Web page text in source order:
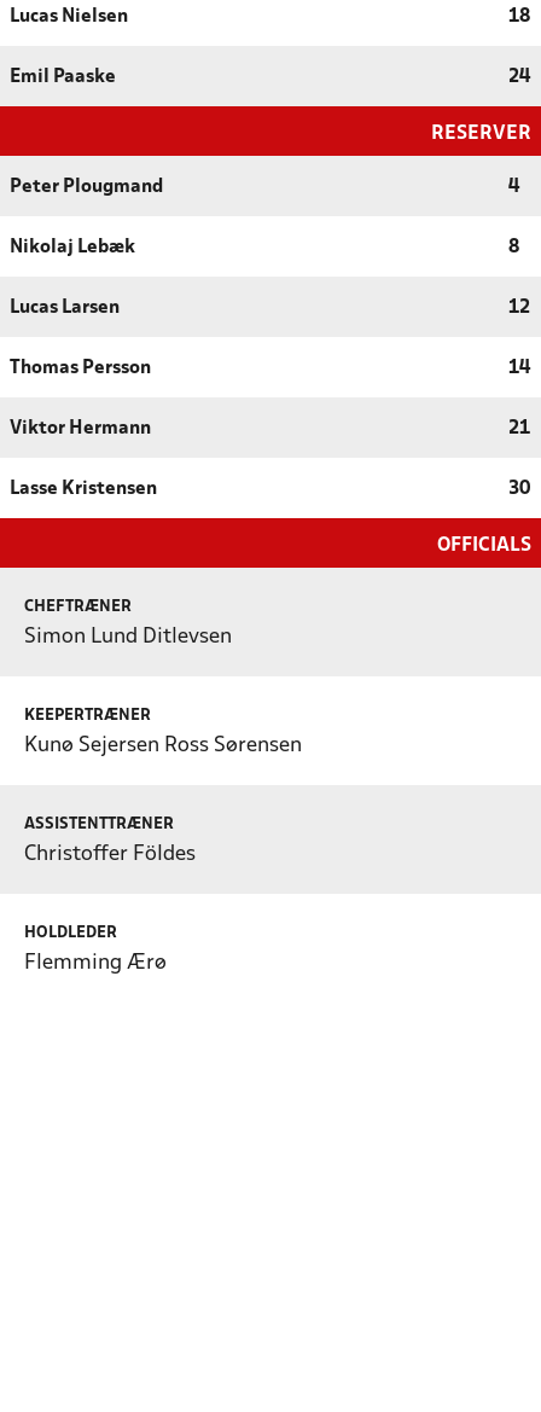
Lucas Nielsen 18
Emil Paaske 24
RESERVER
Peter Plougmand 4
Nikolaj Lebæk 8
Lucas Larsen 12
Thomas Persson 14
Viktor Hermann 21
Lasse Kristensen 30
OFFICIALS
CHEFTRÆNER
Simon Lund Ditlevsen
KEEPERTRÆNER
Kunø Sejersen Ross Sørensen
ASSISTENTTRÆNER
Christoffer Földes
HOLDLEDER
Flemming Ærø